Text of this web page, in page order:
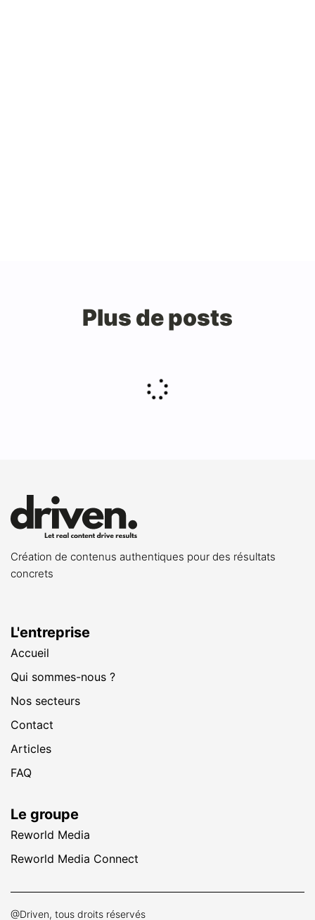
Plus de posts
Création de contenus authentiques pour des résultats
concrets
L'entreprise
Accueil
Qui sommes-nous ?
Nos secteurs
Contact
Articles
FAQ
Le groupe
Reworld Media
Reworld Media Connect
@Driven, tous droits réservés